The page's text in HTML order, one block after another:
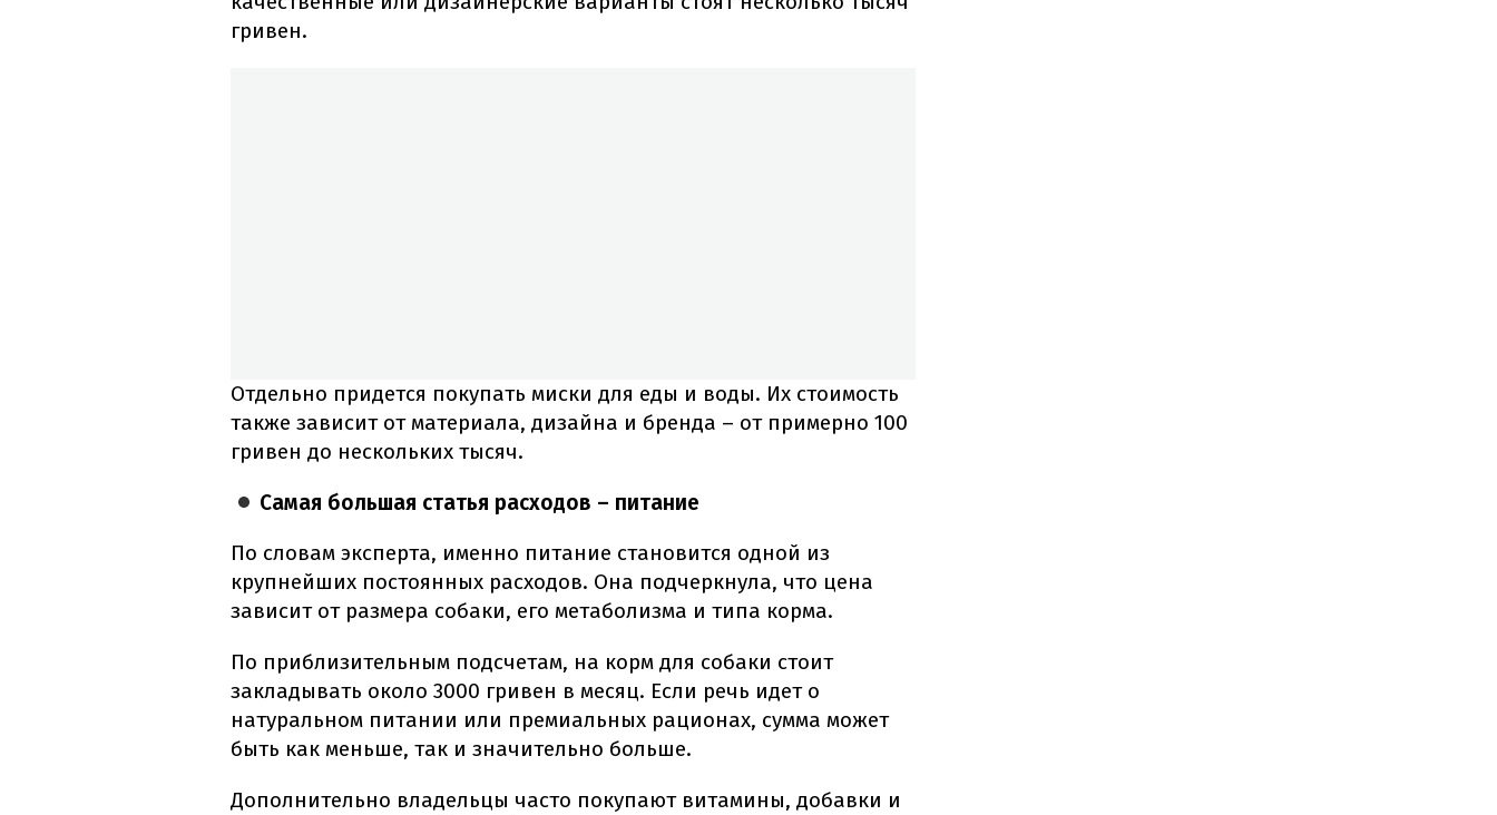
гривен.
Отдельно придется покупать миски для еды и воды. Их стоимость
также зависит от материала, дизайна и бренда – от примерно 100
гривен до нескольких тысяч.
Самая большая статья расходов – питание
По словам эксперта, именно питание становится одной из
крупнейших постоянных расходов. Она подчеркнула, что цена
зависит от размера собаки, его метаболизма и типа корма.
По приблизительным подсчетам, на корм для собаки стоит
закладывать около 3000 гривен в месяц. Если речь идет о
натуральном питании или премиальных рационах, сумма может
быть как меньше, так и значительно больше.
Дополнительно владельцы часто покупают витамины, добавки и